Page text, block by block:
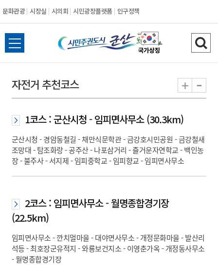
문화관광 시장실 시의회 시민광장플랫폼 인구정책
시
민
권
도
시
군
산
전
체
뉴
열
검
색
기
자전거 추천코스 + -
1코스 : 군산시청 - 임피면사무소 (30.3km)
군산시청 - 경암동철길 - 채만식문학관 - 금강호시민공원 - 금강철새
조망대 - 탐조화랑 - 공주산 - 나포삼거리 - 즐거운자연학교 - 백인농
장 - 불주사 - 서지제 - 임피중학교 - 임피향교 - 임피면사무소
2코스 : 임피면사무소 - 월명종합경기장
(22.5km)
임피면사무소 - 깐치멀마을 - 대야면사무소 - 개정문화마을 - 발산리
석등 - 최호장군유적지 - 와룡보건지소 - 이영춘가옥 - 개정동사무소
- 월명종합경기장